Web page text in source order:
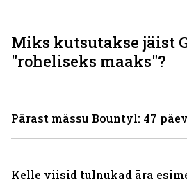
Miks kutsutakse jäist
"roheliseks maaks"?
Pärast mässu Bountyl: 47
Kelle viisid tulnukad ära